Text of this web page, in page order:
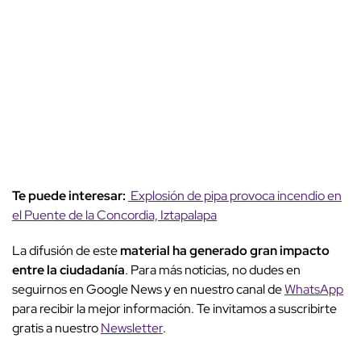
Te puede interesar: Explosión de pipa provoca incendio en
el Puente de la Concordia, Iztapalapa
La difusión de estematerial ha generado gran impacto
entre la ciudadanía. Para más noticias, no dudes en
seguirnos en Google News y en nuestro canal deWhatsApp
para recibir la mejor información. Te invitamos a suscribirte
gratis a nuestroNewsletter.